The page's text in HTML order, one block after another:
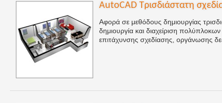
AutoCAD Τρισδιάστατη
Αφορά σε μεθόδους δημιουργίας
δημιουργία και διαχείριση
επιτάχυνσης σχεδίασης, οργάνωσης